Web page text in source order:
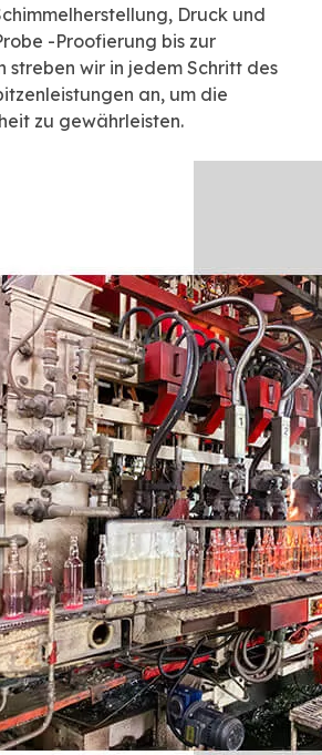
Druck und
-Proofierung bis zur
streben wir in jedem Schritt des
an, um die
zu gewährleisten.